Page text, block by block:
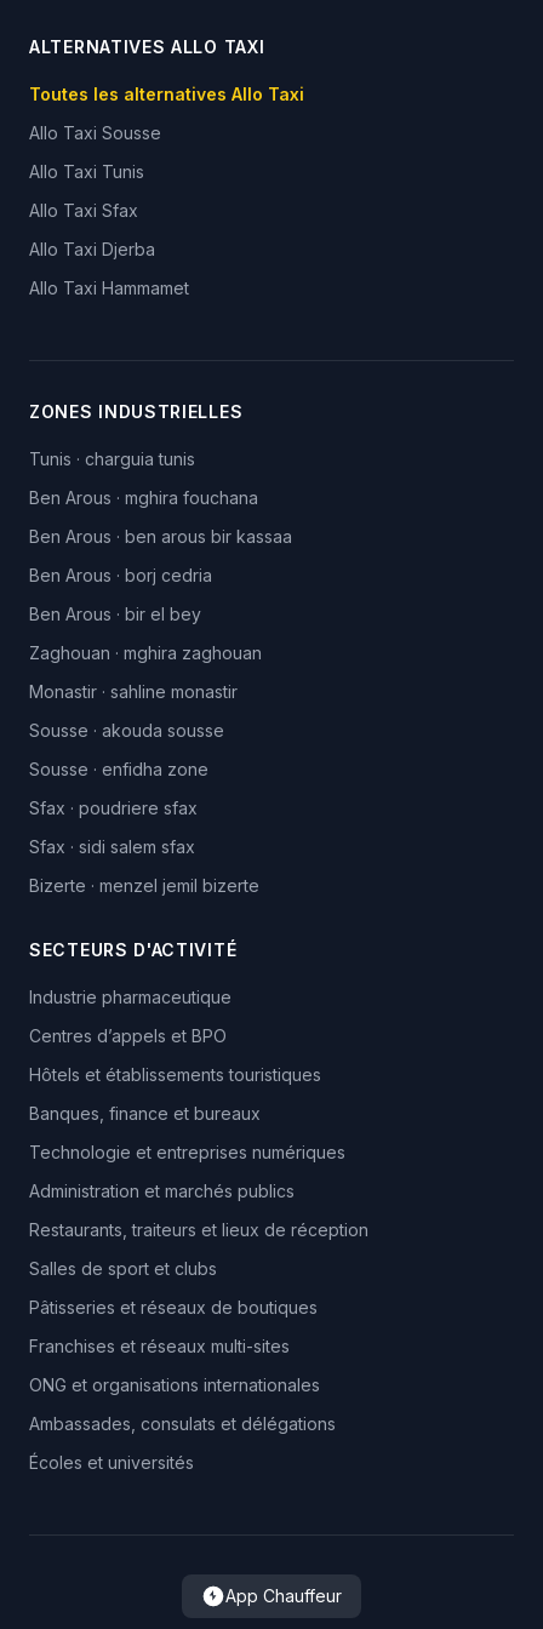
ALTERNATIVES ALLO TAXI
Toutes les alternatives Allo Taxi
Allo Taxi Sousse
Allo Taxi Tunis
Allo Taxi Sfax
Allo Taxi Djerba
Allo Taxi Hammamet
ZONES INDUSTRIELLES
Tunis · charguia tunis
Ben Arous · mghira fouchana
Ben Arous · ben arous bir kassaa
Ben Arous · borj cedria
Ben Arous · bir el bey
Zaghouan · mghira zaghouan
Monastir · sahline monastir
Sousse · akouda sousse
Sousse · enfidha zone
Sfax · poudriere sfax
Sfax · sidi salem sfax
Bizerte · menzel jemil bizerte
SECTEURS D'ACTIVITÉ
Industrie pharmaceutique
Centres d’appels et BPO
Hôtels et établissements touristiques
Banques, finance et bureaux
Technologie et entreprises numériques
Administration et marchés publics
Restaurants, traiteurs et lieux de réception
Salles de sport et clubs
Pâtisseries et réseaux de boutiques
Franchises et réseaux multi-sites
ONG et organisations internationales
Ambassades, consulats et délégations
Écoles et universités
App Chauffeur